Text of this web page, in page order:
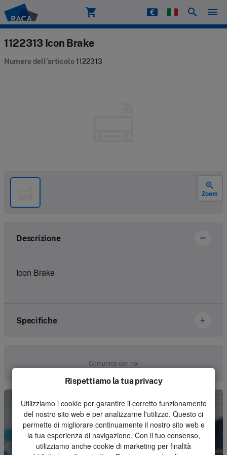
Raca shopping_cart search menu
1122313 Icon Brake
Numero dell'articolo1122313
zoom_in
Zoom
Descrizione
Icon Brake
Specifiche
Numero dell'articolo
1122313
Unità
Pezzo
Quantità minima d'ordine
1
Comunica con noi
Rispettiamo la tua privacy
Utilizziamo i cookie per garantire il corretto funzionamento
del nostro sito web e per analizzarne l'utilizzo. Questo ci
permette di migliorare continuamente il nostro sito web e
la tua esperienza di navigazione. Con il tuo consenso,
utilizziamo anche cookie di marketing per finalità